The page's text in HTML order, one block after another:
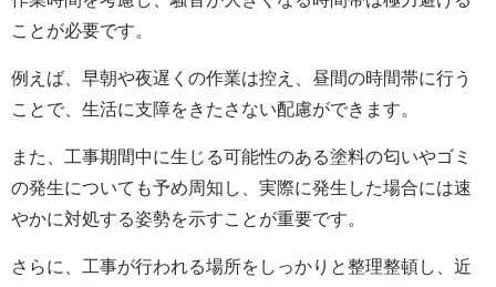
ことが必要です。
例えば、早朝や夜遅くの作業は控え、昼間の時間帯に行う
ことで、生活に支障をきたさない配慮ができます。
また、工事期間中に生じる可能性のある塗料の匂いやゴミ
の発生についても予め周知し、実際に発生した場合には速
やかに対処する姿勢を示すことが重要です。
さらに、工事が行われる場所をしっかりと整理整頓し、近